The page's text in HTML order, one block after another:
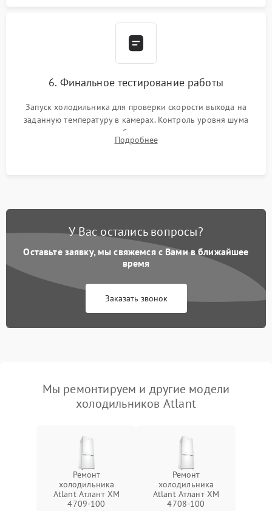
6. Финальное тестирование работы
Запуск холодильника для проверки скорости выхода на
заданную температуру в камерах. Контроль уровня шума
компрессора, отсутствия обмерзания стенок и корректного
срабатывания системы автоматической оттайки.
Подробнее
У Вас остались вопросы?
Оставьте заявку, мы свяжемся с Вами в ближайшее
время
Заказать звонок
Мы ремонтируем и другие модели
холодильников Atlant
Ремонт
холодильника
Atlant Атлант XM
4709-100
Ремонт
холодильника
Atlant Атлант XM
4708-100